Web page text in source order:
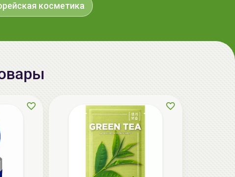
ГЕЛЬТЕК cleansing Маска энзимная
пектиновая, 200г, GELTEK
-52%
косметика